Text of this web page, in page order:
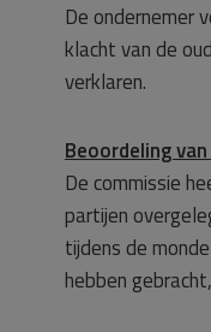
De ondernemer
klacht van de
verklaren.
Beoordeling
De commissie
partijen
tijdens de
hebben